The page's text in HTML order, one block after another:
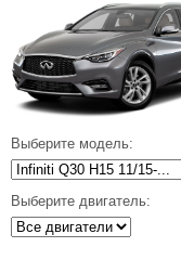
Выберите модель:
Выберите двигатель: